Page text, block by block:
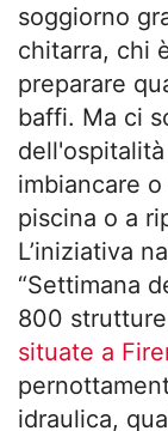
soggiorno
chitarra, chi
preparare
baffi. Ma ci
imbiancare o
piscina o a
L’iniziativa
“Settimana
800
situate a
idraulica,